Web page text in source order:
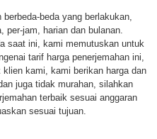
beda yang berlakukan,
per-jam, harian dan bulanan.
saat ini, kami memutuskan untuk
tarif harga penerjemahan ini,
kami, kami berikan harga dan
juga tidak murahan, silahkan
terbaik sesuai anggaran
sesuai tujuan.